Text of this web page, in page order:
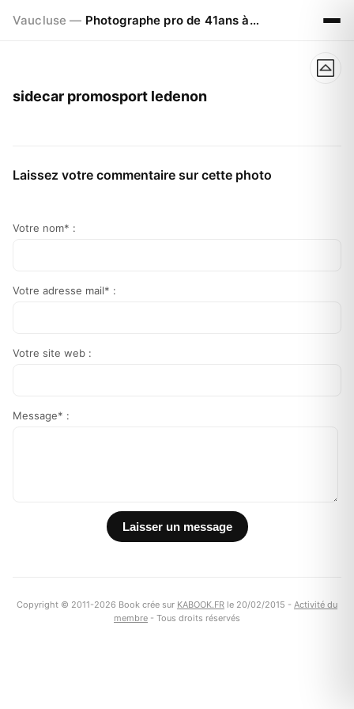
Vaucluse — Photographe pro de 41ans à Visan 84820
sidecar promosport ledenon
Laissez votre commentaire sur cette photo
Votre nom* :
Votre adresse mail* :
Votre site web :
Message* :
Copyright © 2011-2026 Book crée sur KABOOK.FR le 20/02/2015 - Activité du
membre - Tous droits réservés